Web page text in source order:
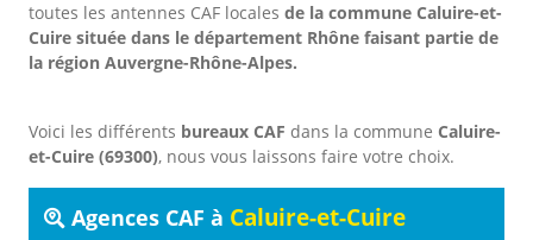
toutes les antennes CAF locales de la commune Caluire-et-
Cuire située dans le département Rhône faisant partie de
la région Auvergne-Rhône-Alpes.
Voici les différents bureaux CAF dans la commune Caluire-
et-Cuire (69300), nous vous laissons faire votre choix.
Agences CAF à Caluire-et-Cuire